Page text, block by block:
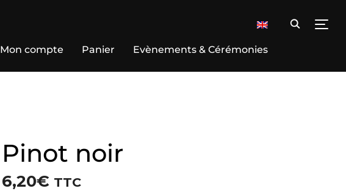
Mon compte Panier Evènements & Cérémonies
Pinot noir
6,20€ TTC